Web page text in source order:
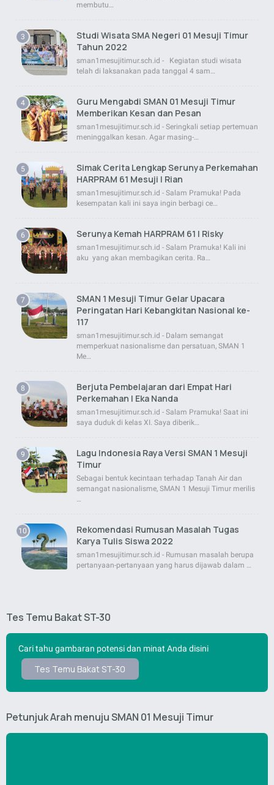
membutu…
Studi Wisata SMA Negeri 01 Mesuji Timur
Tahun 2022
sman1mesujitimur.sch.id - Kegiatan studi wisata
telah di laksanakan pada tanggal 4 sam…
Guru Mengabdi SMAN 01 Mesuji Timur
Memberikan Kesan dan Pesan
sman1mesujitimur.sch.id - Seringkali setiap pertemuan
meninggalkan kesan. Agar masing-…
Simak Cerita Lengkap Serunya Perkemahan
HARPRAM 61 Mesuji | Rian
sman1mesujitimur.sch.id - Salam Pramuka! Pada
kesempatan kali ini saya ingin berbagi ce…
Serunya Kemah HARPRAM 61 | Risky
sman1mesujitimur.sch.id - Salam Pramuka! Kali ini
aku yang akan membagikan cerita. Ra…
SMAN 1 Mesuji Timur Gelar Upacara
Peringatan Hari Kebangkitan Nasional ke-
117
sman1mesujitimur.sch.id - Dalam semangat
memperkuat nasionalisme dan persatuan, SMAN 1
Me…
Berjuta Pembelajaran dari Empat Hari
Perkemahan | Eka Nanda
sman1mesujitimur.sch.id - Salam Pramuka! Saat ini
saya duduk di kelas XI. Saya diberik…
Lagu Indonesia Raya Versi SMAN 1 Mesuji
Timur
Sebagai bentuk kecintaan terhadap Tanah Air dan
semangat nasionalisme, SMAN 1 Mesuji Timur merilis
…
Rekomendasi Rumusan Masalah Tugas
Karya Tulis Siswa 2022
sman1mesujitimur.sch.id - Rumusan masalah berupa
pertanyaan-pertanyaan yang harus dijawab dalam …
Tes Temu Bakat ST-30
Cari tahu gambaran potensi dan minat Anda disini
Tes Temu Bakat ST-30
Petunjuk Arah menuju SMAN 01 Mesuji Timur